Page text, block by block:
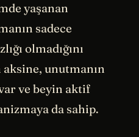
yaşanan
sadece
olmadığını
unutmanın
ve beyin aktif
da sahip.